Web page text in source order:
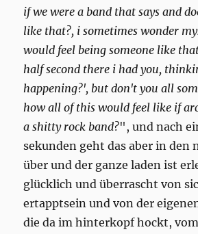
if we were a band that says and
like that?, i sometimes wonder
would feel being someone like
half second there i had you,
happening?', but don't you all
how all of this would feel like if
a shitty rock band?", und nach
sekunden geht das aber in den
über und der ganze laden ist
glücklich und überrascht von
ertapptsein und von der
die da im hinterkopf hockt,